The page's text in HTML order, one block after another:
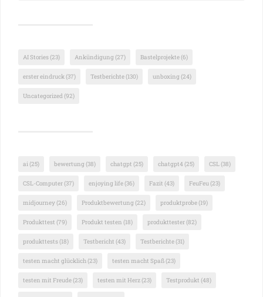
AI Stories(23) Ankündigung (27) Bastelprojekte(6)
erster eindruck(37) Testberichte(130) unboxing (24)
Uncategorized(92)
ai(25) bewertung (38) chatgpt (25) chatgpt4 (25) CSL(38)
CSL-Computer(37) enjoying life(36) Fazit (43) FeuFeu(23)
midjourney (26) Produktbewertung (22) produktprobe(19)
Produkttest (79) Produkt testen (18) produkttester(82)
produkttests(18) Testbericht (43) Testberichte(31)
testen macht glücklich(23) testen macht Spaß(23)
testen mit Freude(23) testen mit Herz(23) Testprodukt (48)